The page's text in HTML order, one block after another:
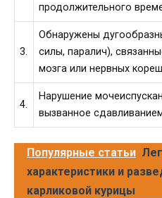
продолжительного
3.
Обнаружены
силы, паралич),
мозга или нервных
4.
Нарушение
вызванное
Популярные статьи
характеристики и
карликовой курицы